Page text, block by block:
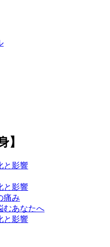
】
と影響
と影響
痛み
むあなたへ
と影響